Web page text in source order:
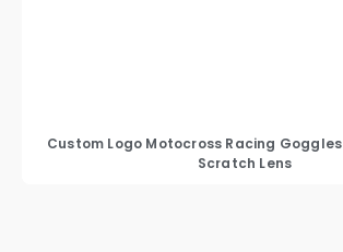
Custom Logo Motocross Racing Goggles
Scratch Lens